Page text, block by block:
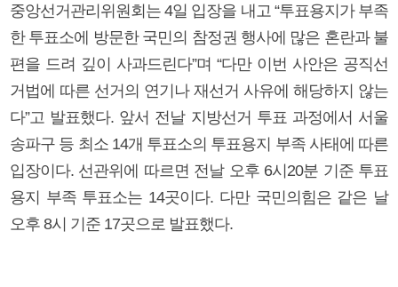
중앙선거관리위원회는 4일 입장을 내고 “투표용지가 부족
한 투표소에 방문한 국민의 참정권 행사에 많은 혼란과 불
편을 드려 깊이 사과드린다”며 “다만 이번 사안은 공직선
거법에 따른 선거의 연기나 재선거 사유에 해당하지 않는
다”고 발표했다. 앞서 전날 지방선거 투표 과정에서 서울
송파구 등 최소 14개 투표소의 투표용지 부족 사태에 따른
입장이다. 선관위에 따르면 전날 오후 6시20분 기준 투표
용지 부족 투표소는 14곳이다. 다만 국민의힘은 같은 날
오후 8시 기준 17곳으로 발표했다.